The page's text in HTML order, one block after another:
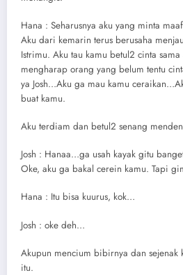
Hana : Seharusnya aku yang minta
Aku dari kemarin terus berusaha
Istrimu. Aku tau kamu betul2 cinta
mengharap orang yang belum tentu
ya Josh…Aku ga mau kamu
buat kamu.
Aku terdiam dan betul2 senang
Josh : Hanaa…ga usah kayak gitu
Oke, aku ga bakal cerein kamu. Tapi
Hana : Itu bisa kuurus, kok…
Josh : oke deh…
Akupun mencium bibirnya dan sejenak
itu.